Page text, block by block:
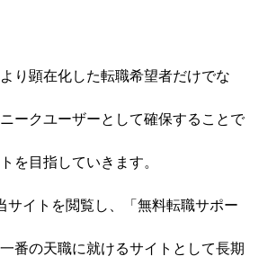
り顕在化した転職希望者だけでな
ークユーザーとして確保することで
を目指していきます。
サイトを閲覧し、「無料転職サポー
番の天職に就けるサイトとして長期